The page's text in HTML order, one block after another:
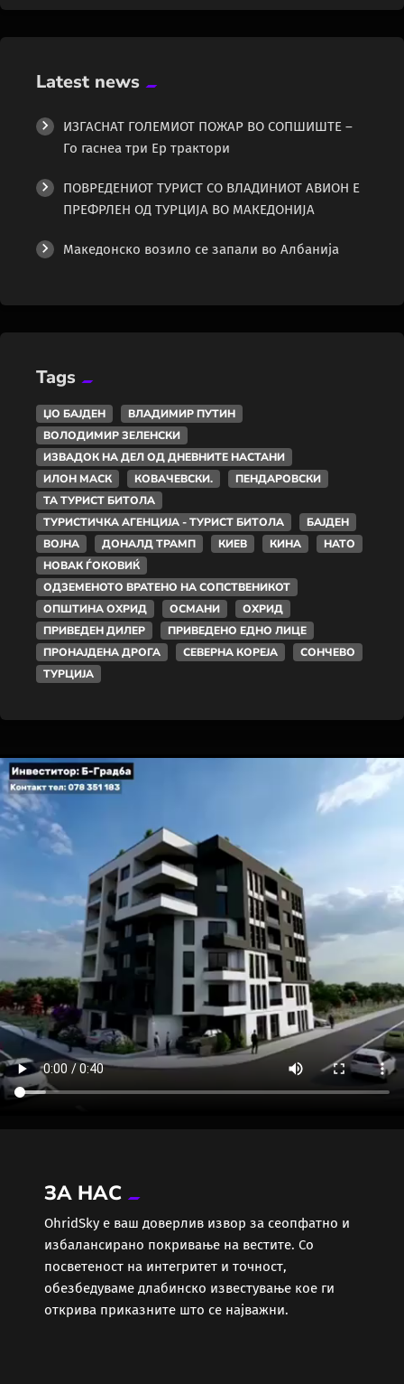
Latest news
ИЗГАСНАТ ГОЛЕМИОТ ПОЖАР ВО СОПШИШТЕ –
Го гаснеа три Ер трактори
ПОВРЕДЕНИОТ ТУРИСТ СО ВЛАДИНИОТ АВИОН Е
ПРЕФРЛЕН ОД ТУРЦИЈА ВО МАКЕДОНИЈА
Македонско возило се запали во Албанија
Tags
ЏО БАЈДЕН
ВЛАДИМИР ПУТИН
ВОЛОДИМИР ЗЕЛЕНСКИ
ИЗВАДОК НА ДЕЛ ОД ДНЕВНИТЕ НАСТАНИ
ИЛОН МАСК
КОВАЧЕВСКИ.
ПЕНДАРОВСКИ
ТА ТУРИСТ БИТОЛА
ТУРИСТИЧКА АГЕНЦИЈА - ТУРИСТ БИТОЛА
БАЈДЕН
ВОЈНА
ДОНАЛД ТРАМП КИЕВ КИНА
НАТО
НОВАК ЃОКОВИЌ
ОДЗЕМЕНОТО ВРАТЕНО НА СОПСТВЕНИКОТ
ОПШТИНА ОХРИД
ОСМАНИ
ОХРИД
ПРИВЕДЕН ДИЛЕР
ПРИВЕДЕНО ЕДНО ЛИЦЕ
ПРОНАЈДЕНА ДРОГА
СЕВЕРНА КОРЕЈА
СОНЧЕВО
ТУРЦИЈА
ЗА НАС
ОhridSky е ваш доверлив извор за сеопфатно и
избалансирано покривање на вестите. Со
посветеност на интегритет и точност,
обезбедуваме длабинско известување кое ги
открива приказните што се најважни.